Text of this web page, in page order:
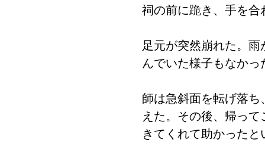
祠の前に跪き、手を合
足元が突然崩れた。
んでいた様子もなかっ
師は急斜面を転げ落
えた。その後、帰っ
きてくれて助かったと